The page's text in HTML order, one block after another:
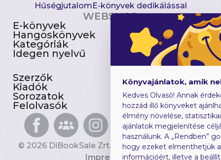
HűségjutalomE-könyvek dedikálással
WEBSHOP
E-könyvek
Hangoskönyvek
Kategóriák
Idegen nyelvű
Csomagajánlatok
Akciósak
Előjegyezhetők
Újdonságok
Szerzők
Kiadók
Sorozatok
Felolvasók
Gyerekkönyvek
Heti toplista
Ajándékutalvány
Blog
© 2026 DiBookSale Zrt. Minden jog fenntartva.
Impresszum
Könyvajánlatok, amik
Kedves Olvasó! Annak
hozzád illő könyveket
élmény növelése,
ajánlatok megjelenítése
használunk. A „Rendben”
hogy ezeket elmenthetjük
információért, illetve a